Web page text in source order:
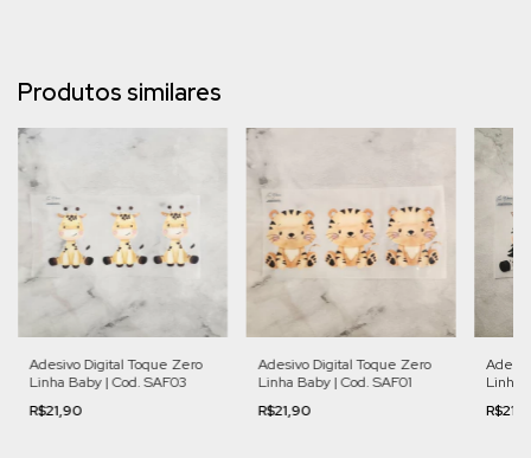
Produtos similares
Adesivo Digital Toque Zero
Linha Baby | Cod. SAF03
R$21,90
Adesivo Digital Toque Zero
Linha Baby | Cod. SAF01
R$21,90
Linha